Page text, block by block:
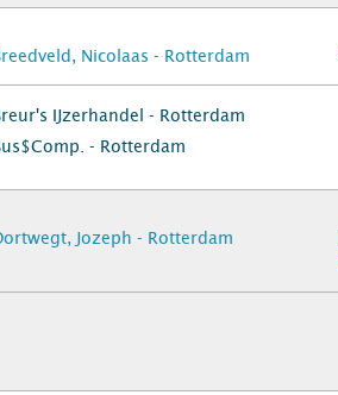
Nicolaas - Rotterdam
IJzerhandel - Rotterdam
- Rotterdam
Jozeph - Rotterdam